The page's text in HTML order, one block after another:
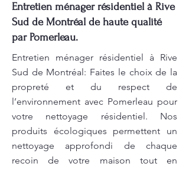
Entretien ménager résidentiel à Rive
Sud de Montréal de haute qualité
par Pomerleau.
Entretien ménager résidentiel à Rive
Sud de Montréal: Faites le choix de la
propreté et du respect de
l’environnement avec Pomerleau pour
votre nettoyage résidentiel. Nos
produits écologiques permettent un
nettoyage approfondi de chaque
recoin de votre maison tout en